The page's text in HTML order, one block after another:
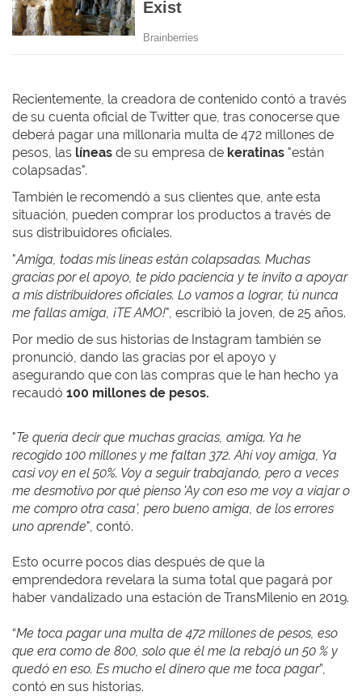
Recientemente, la creadora de contenido contó a través
de su cuenta oficial de Twitter que, tras conocerse que
deberá pagar una millonaria multa de 472 millones de
pesos, las líneas de su empresa de keratinas "están
colapsadas".
También le recomendó a sus clientes que, ante esta
situación, pueden comprar los productos a través de
sus distribuidores oficiales.
"Amiga, todas mis líneas están colapsadas. Muchas
gracias por el apoyo, te pido paciencia y te invito a apoyar
a mis distribuidores oficiales. Lo vamos a lograr, tú nunca
me fallas amiga, ¡TE AMO!", escribió la joven, de 25 años.
Por medio de sus historias de Instagram también se
pronunció, dando las gracias por el apoyo y
asegurando que con las compras que le han hecho ya
recaudó 100 millones de pesos.
"Te quería decir que muchas gracias, amiga. Ya he
recogido 100 millones y me faltan 372. Ahí voy amiga, Ya
casi voy en el 50%. Voy a seguir trabajando, pero a veces
me desmotivo por qué pienso 'Ay con eso me voy a viajar o
me compro otra casa', pero bueno amiga, de los errores
uno aprende", contó.
Esto ocurre pocos días después de que la
emprendedora revelara la suma total que pagará por
haber vandalizado una estación de TransMilenio en 2019.
“Me toca pagar una multa de 472 millones de pesos, eso
que era como de 800, solo que él me la rebajó un 50 % y
quedó en eso. Es mucho el dinero que me toca pagar”,
contó en sus historias.